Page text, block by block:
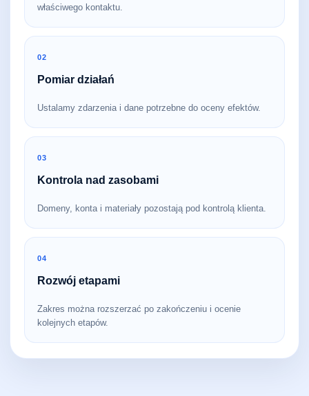
właściwego kontaktu.
02
Pomiar działań
Ustalamy zdarzenia i dane potrzebne do oceny efektów.
03
Kontrola nad zasobami
Domeny, konta i materiały pozostają pod kontrolą klienta.
04
Rozwój etapami
Zakres można rozszerzać po zakończeniu i ocenie
kolejnych etapów.